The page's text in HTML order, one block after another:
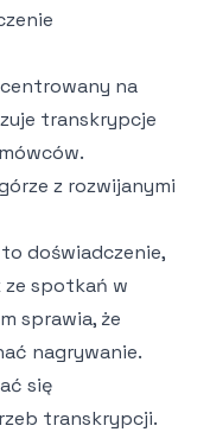
na
transkrypcje
z rozwijanymi
doświadczenie,
spotkań w
sprawia, że
nagrywanie.
się
transkrypcji.